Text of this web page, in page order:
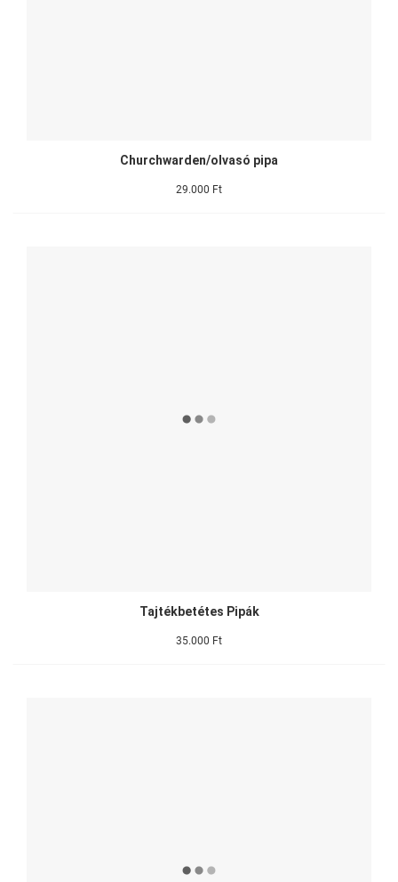
Churchwarden/olvasó pipa
29.000 Ft
Tajtékbetétes Pipák
35.000 Ft